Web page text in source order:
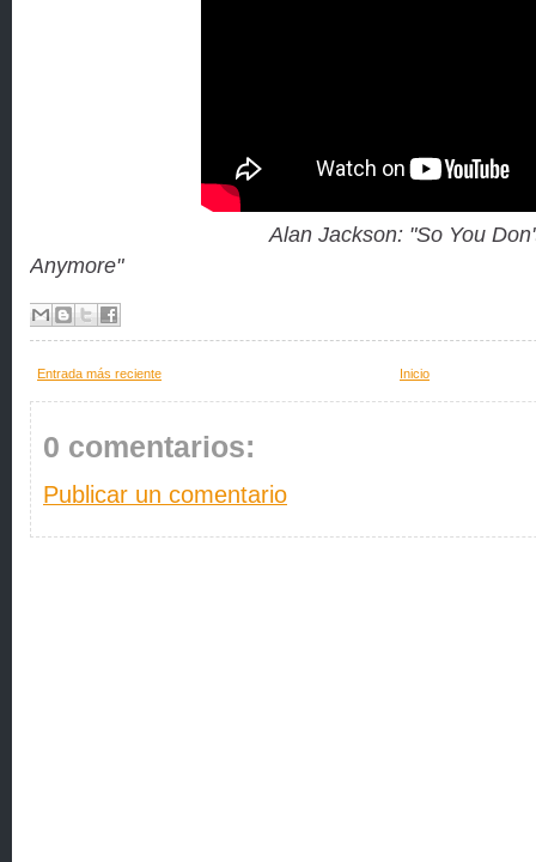
Alan Jackson: "So You
Anymore"
Entrada más reciente Inicio
0 comentarios:
Publicar un comentario